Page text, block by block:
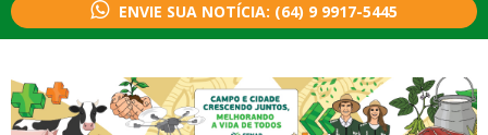
ENVIE SUA NOTÍCIA: (64) 9 9917-5445